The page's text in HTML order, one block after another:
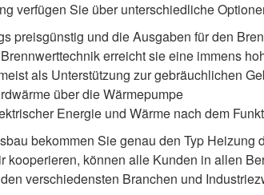
verfügen Sie über unterschiedliche
preisgünstig und die Ausgaben für den
erreicht sie eine immens
als Unterstützung zur gebräuchlichen
über die Wärmepumpe
Energie und Wärme nach dem
bekommen Sie genau den Typ Heizung
kooperieren, können alle Kunden in allen
verschiedensten Branchen und